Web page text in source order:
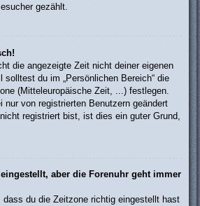
gezählt.
die angezeigte Zeit nicht deiner eigenen
du im „Persönlichen Bereich“ die
(Mitteleuropäische Zeit, ...) festlegen.
nur von registrierten Benutzern geändert
registriert bist, ist dies ein guter Grund,
aber die Forenuhr geht immer
du die Zeitzone richtig eingestellt hast